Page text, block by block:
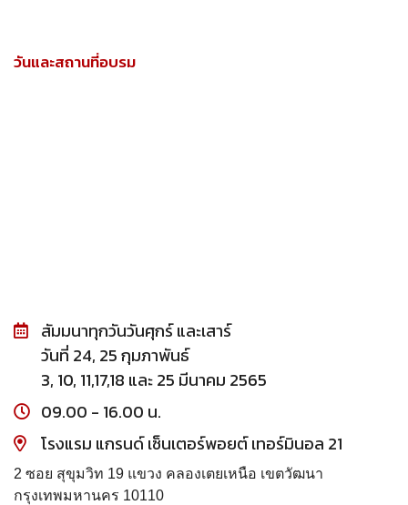
วันและสถานที่อบรม
สัมมนาทุกวันวันศุกร์ และเสาร์
วันที่ 24, 25 กุมภาพันธ์
3, 10, 11,17,18 และ 25 มีนาคม 2565
09.00 - 16.00 น.
โรงแรม แกรนด์ เซ็นเตอร์พอยต์ เทอร์มินอล 21
2 ซอย สุขุมวิท 19 แขวง คลองเตยเหนือ เขตวัฒนา
กรุงเทพมหานคร 10110